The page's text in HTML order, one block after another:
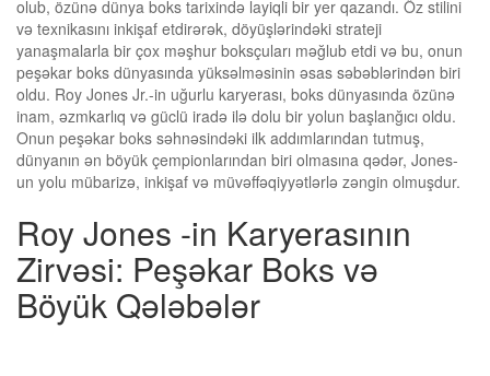
olub, özünə dünya boks tarixində layiqli bir yer qazandı. Öz stilini
və texnikasını inkişaf etdirərək, döyüşlərindəki strateji
yanaşmalarla bir çox məşhur boksçuları məğlub etdi və bu, onun
peşəkar boks dünyasında yüksəlməsinin əsas səbəblərindən biri
oldu. Roy Jones Jr.-in uğurlu karyerası, boks dünyasında özünə
inam, əzmkarlıq və güclü iradə ilə dolu bir yolun başlanğıcı oldu.
Onun peşəkar boks səhnəsindəki ilk addımlarından tutmuş,
dünyanın ən böyük çempionlarından biri olmasına qədər, Jones-
un yolu mübarizə, inkişaf və müvəffəqiyyətlərlə zəngin olmuşdur.
Roy Jones -in Karyerasının
Zirvəsi: Peşəkar Boks və
Böyük Qələbələr